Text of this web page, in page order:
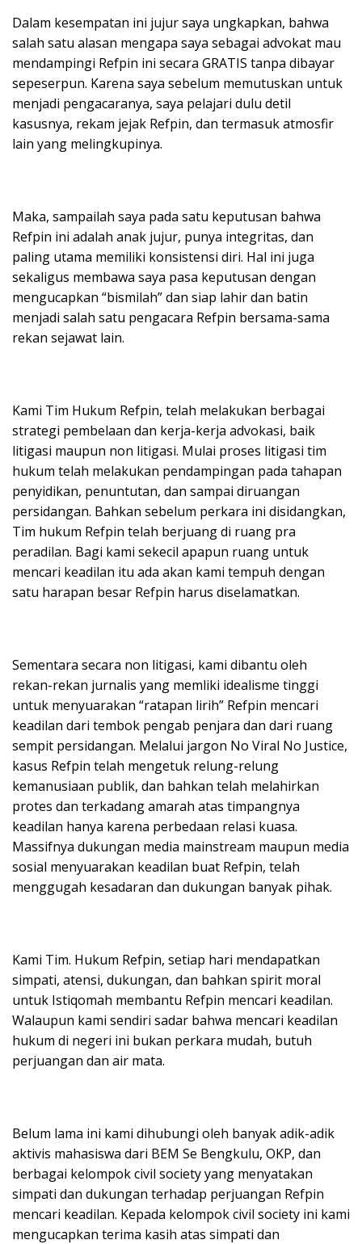
Dalam kesempatan ini jujur saya ungkapkan, bahwa
salah satu alasan mengapa saya sebagai advokat mau
mendampingi Refpin ini secara GRATIS tanpa dibayar
sepeserpun. Karena saya sebelum memutuskan untuk
menjadi pengacaranya, saya pelajari dulu detil
kasusnya, rekam jejak Refpin, dan termasuk atmosfir
lain yang melingkupinya.
Maka, sampailah saya pada satu keputusan bahwa
Refpin ini adalah anak jujur, punya integritas, dan
paling utama memiliki konsistensi diri. Hal ini juga
sekaligus membawa saya pasa keputusan dengan
mengucapkan “bismilah” dan siap lahir dan batin
menjadi salah satu pengacara Refpin bersama-sama
rekan sejawat lain.
Kami Tim Hukum Refpin, telah melakukan berbagai
strategi pembelaan dan kerja-kerja advokasi, baik
litigasi maupun non litigasi. Mulai proses litigasi tim
hukum telah melakukan pendampingan pada tahapan
penyidikan, penuntutan, dan sampai diruangan
persidangan. Bahkan sebelum perkara ini disidangkan,
Tim hukum Refpin telah berjuang di ruang pra
peradilan. Bagi kami sekecil apapun ruang untuk
mencari keadilan itu ada akan kami tempuh dengan
satu harapan besar Refpin harus diselamatkan.
Sementara secara non litigasi, kami dibantu oleh
rekan-rekan jurnalis yang memliki idealisme tinggi
untuk menyuarakan “ratapan lirih” Refpin mencari
keadilan dari tembok pengab penjara dan dari ruang
sempit persidangan. Melalui jargon No Viral No Justice,
kasus Refpin telah mengetuk relung-relung
kemanusiaan publik, dan bahkan telah melahirkan
protes dan terkadang amarah atas timpangnya
keadilan hanya karena perbedaan relasi kuasa.
Massifnya dukungan media mainstream maupun media
sosial menyuarakan keadilan buat Refpin, telah
menggugah kesadaran dan dukungan banyak pihak.
Kami Tim. Hukum Refpin, setiap hari mendapatkan
simpati, atensi, dukungan, dan bahkan spirit moral
untuk Istiqomah membantu Refpin mencari keadilan.
Walaupun kami sendiri sadar bahwa mencari keadilan
hukum di negeri ini bukan perkara mudah, butuh
perjuangan dan air mata.
Belum lama ini kami dihubungi oleh banyak adik-adik
aktivis mahasiswa dari BEM Se Bengkulu, OKP, dan
berbagai kelompok civil society yang menyatakan
simpati dan dukungan terhadap perjuangan Refpin
mencari keadilan. Kepada kelompok civil society ini kami
mengucapkan terima kasih atas simpati dan